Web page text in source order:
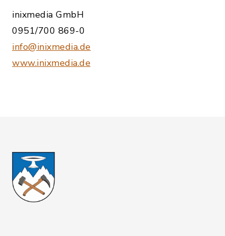
inixmedia GmbH
0951/700 869-0
info@inixmedia.de
www.inixmedia.de